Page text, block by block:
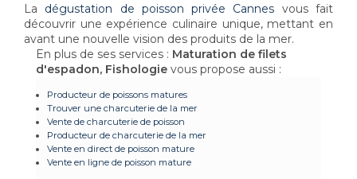
La dégustation de poisson privée Cannes vous fait
découvrir une expérience culinaire unique, mettant en
avant une nouvelle vision des produits de la mer.
En plus de ses services : Maturation de filets
d'espadon, Fishologie vous propose aussi :
Producteur de poissons matures
Trouver une charcuterie de la mer
Vente de charcuterie de poisson
Producteur de charcuterie de la mer
Vente en direct de poisson mature
Vente en ligne de poisson mature